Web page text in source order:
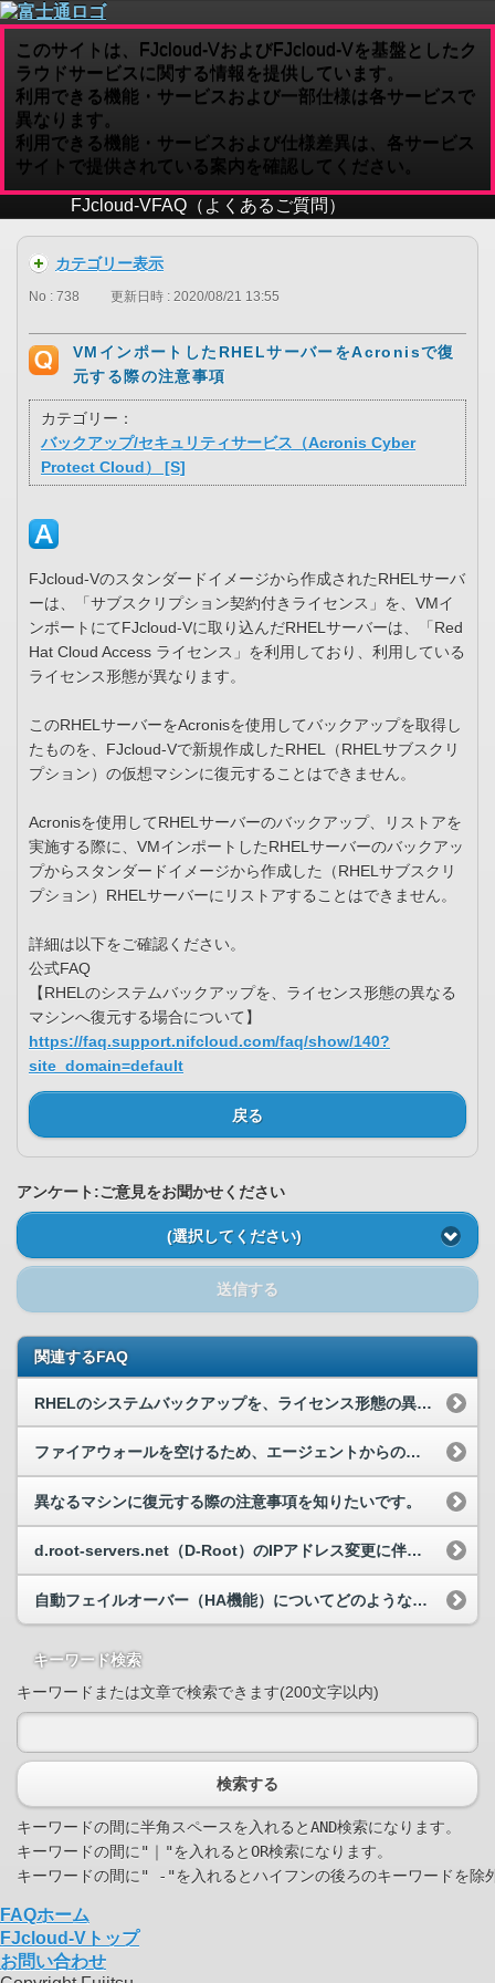
このサイトは、FJcloud-VおよびFJcloud-Vを基盤としたク
ラウドサービスに関する情報を提供しています。
利用できる機能・サービスおよび一部仕様は各サービスで
異なります。
利用できる機能・サービスおよび仕様差異は、各サービス
サイトで提供されている案内を確認してください。
FJcloud-VFAQ（よくあるご質問）
カテゴリー表示
No : 738 更新日時 : 2020/08/21 13:55
VMインポートしたRHELサーバーをAcronisで復
元する際の注意事項
カテゴリー：
バックアップ/セキュリティサービス（Acronis Cyber
Protect Cloud） [S]
FJcloud-Vのスタンダードイメージから作成されたRHELサーバ
ーは、「サブスクリプション契約付きライセンス」を、VMイ
ンポートにてFJcloud-Vに取り込んだRHELサーバーは、「Red
Hat Cloud Access ライセンス」を利用しており、利用している
ライセンス形態が異なります。
このRHELサーバーをAcronisを使用してバックアップを取得し
たものを、FJcloud-Vで新規作成したRHEL（RHELサブスクリ
プション）の仮想マシンに復元することはできません。
Acronisを使用してRHELサーバーのバックアップ、リストアを
実施する際に、VMインポートしたRHELサーバーのバックアッ
プからスタンダードイメージから作成した（RHELサブスクリ
プション）RHELサーバーにリストアすることはできません。
詳細は以下をご確認ください。
公式FAQ
【RHELのシステムバックアップを、ライセンス形態の異なる
マシンへ復元する場合について】
https://faq.support.nifcloud.com/faq/show/140?
site_domain=default
戻る
アンケート:ご意見をお聞かせください
(選択してください)
送信する
関連するFAQ
RHELのシステムバックアップを、ライセンス形態の異なるマシンへ復元する場合について
ファイアウォールを空けるため、エージェントからの通信先を教えてください。
異なるマシンに復元する際の注意事項を知りたいです。
d.root-servers.net（D-Root）のIPアドレス変更に伴う設定変更について
自動フェイルオーバー（HA機能）についてどのようなものか教えてください。
キーワード検索
キーワードまたは文章で検索できます(200文字以内)
検索する
キーワードの間に半角スペースを入れるとAND検索になります。
キーワードの間に"｜"を入れるとOR検索になります。
FAQホーム
FJcloud-Vトップ
お問い合わせ